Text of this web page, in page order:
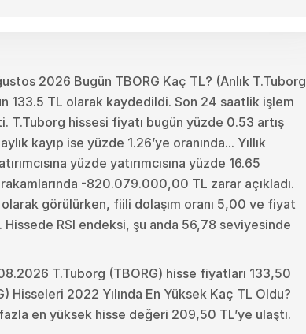
2026 Bugün TBORG Kaç TL? (Anlık T.Tuborg
133.5 TL olarak kaydedildi. Son 24 saatlik işlem
hissesi fiyatı bugün yüzde 0.53 artış
kayıp ise yüzde 1.26’ye oranında... Yıllık
yüzde yatırımcısına yüzde 16.65
-820.079.000,00 TL zarar açıkladı.
görülürken, fiili dolaşım oranı 5,00 ve fiyat
RSI endeksi, şu anda 56,78 seviyesinde
T.Tuborg (TBORG) hisse fiyatları 133,50
Hisseleri 2022 Yılında En Yüksek Kaç TL Oldu?
en yüksek hisse değeri 209,50 TL’ye ulaştı.